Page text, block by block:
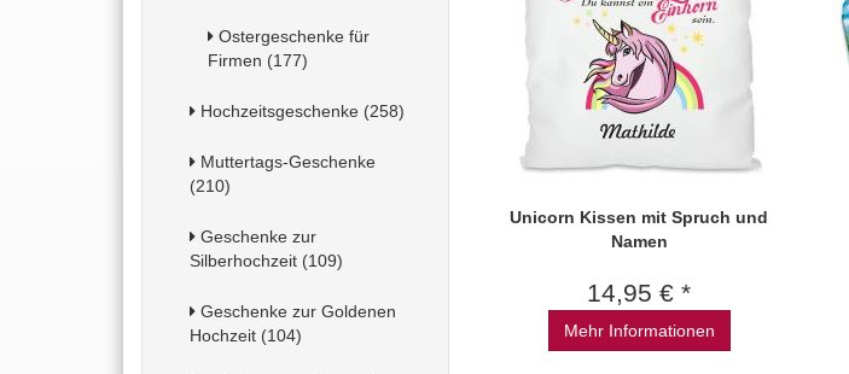
Ostergeschenke für
Firmen (177)
Hochzeitsgeschenke (258)
Muttertags-Geschenke
(210)
Geschenke zur
Silberhochzeit (109)
Geschenke zur Goldenen
Hochzeit (104)
Unicorn Kissen mit Spruch und
Namen
14,95 € *
Mehr Informationen